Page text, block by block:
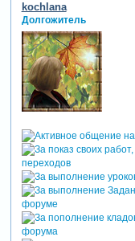
kochlana
Долгожитель